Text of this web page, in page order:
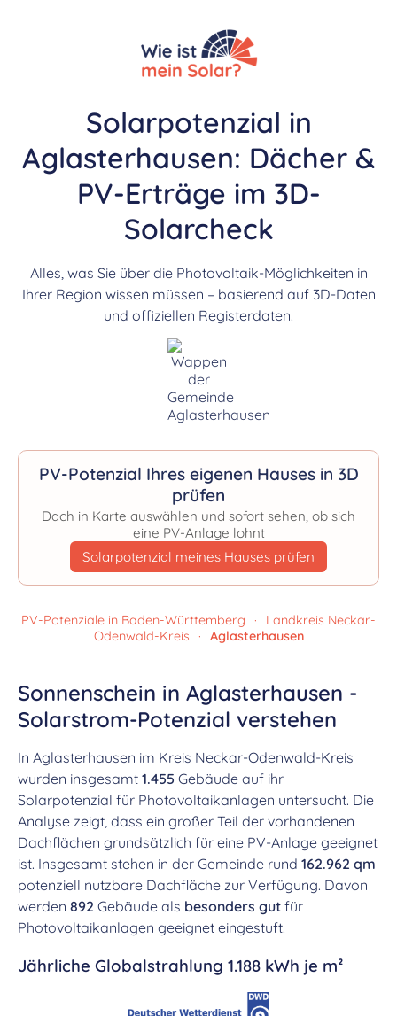
Solarpotenzial in
Aglasterhausen: Dächer &
PV-Erträge im 3D-
Solarcheck
Alles, was Sie über die Photovoltaik-Möglichkeiten in
Ihrer Region wissen müssen – basierend auf 3D-Daten
und offiziellen Registerdaten.
PV-Potenzial Ihres eigenen Hauses in 3D
prüfen
Dach in Karte auswählen und sofort sehen, ob sich
eine PV-Anlage lohnt
Solarpotenzial meines Hauses prüfen
PV-Potenziale in Baden-Württemberg ·
Landkreis Neckar-
Odenwald-Kreis
· Aglasterhausen
Sonnenschein in Aglasterhausen -
Solarstrom-Potenzial verstehen
In Aglasterhausen im Kreis Neckar-Odenwald-Kreis
wurden insgesamt 1.455 Gebäude auf ihr
Solarpotenzial für Photovoltaikanlagen untersucht. Die
Analyse zeigt, dass ein großer Teil der vorhandenen
Dachflächen grundsätzlich für eine PV-Anlage geeignet
ist. Insgesamt stehen in der Gemeinde rund 162.962 qm
potenziell nutzbare Dachfläche zur Verfügung. Davon
werden 892 Gebäude als besonders gut für
Photovoltaikanlagen geeignet eingestuft.
Jährliche Globalstrahlung 1.188 kWh je m²